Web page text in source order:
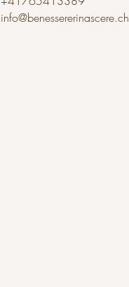
info@benessererinascere.ch